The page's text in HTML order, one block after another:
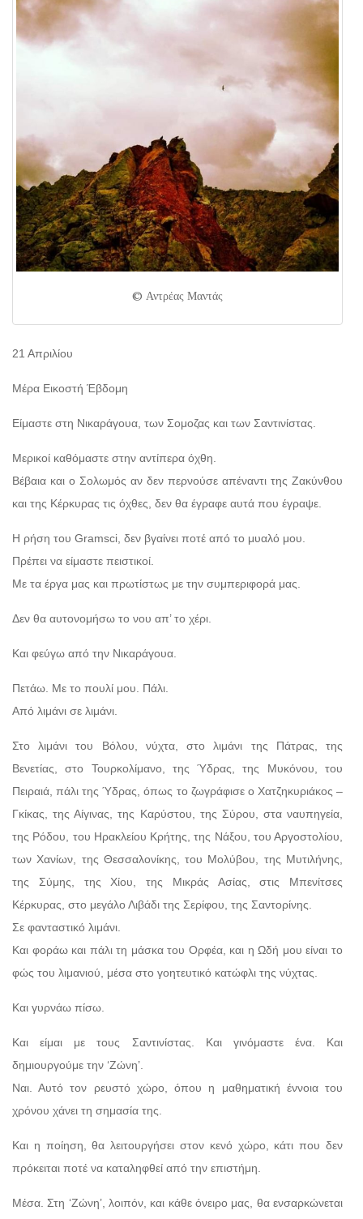
© Αντρέας Μαντάς
21 Απριλίου
Μέρα Εικοστή Έβδομη
Είμαστε στη Νικαράγουα, των Σομοζας και των Σαντινίστας.
Μερικοί καθόμαστε στην αντίπερα όχθη.
Βέβαια και ο Σολωμός αν δεν περνούσε απέναντι της Ζακύνθου
και της Κέρκυρας τις όχθες, δεν θα έγραφε αυτά που έγραψε.
Η ρήση του Gramsci, δεν βγαίνει ποτέ από το μυαλό μου.
Πρέπει να είμαστε πειστικοί.
Με τα έργα μας και πρωτίστως με την συμπεριφορά μας.
Δεν θα αυτονομήσω το νου απ’ το χέρι.
Και φεύγω από την Νικαράγουα.
Πετάω. Με το πουλί μου. Πάλι.
Από λιμάνι σε λιμάνι.
Στο λιμάνι του Βόλου, νύχτα, στο λιμάνι της Πάτρας, της
Βενετίας, στο Τουρκολίμανο, της Ύδρας, της Μυκόνου, του
Πειραιά, πάλι της Ύδρας, όπως το ζωγράφισε ο Χατζηκυριάκος –
Γκίκας, της Αίγινας, της Καρύστου, της Σύρου, στα ναυπηγεία,
της Ρόδου, του Ηρακλείου Κρήτης, της Νάξου, του Αργοστολίου,
των Χανίων, της Θεσσαλονίκης, του Μολύβου, της Μυτιλήνης,
της Σύμης, της Χίου, της Μικράς Ασίας, στις Μπενίτσες
Κέρκυρας, στο μεγάλο Λιβάδι της Σερίφου, της Σαντορίνης.
Σε φανταστικό λιμάνι.
Και φοράω και πάλι τη μάσκα του Ορφέα, και η Ωδή μου είναι το
φώς του λιμανιού, μέσα στο γοητευτικό κατώφλι της νύχτας.
Και γυρνάω πίσω.
Και είμαι με τους Σαντινίστας. Και γινόμαστε ένα. Και
δημιουργούμε την ‘Ζώνη’.
Ναι. Αυτό τον ρευστό χώρο, όπου η μαθηματική έννοια του
χρόνου χάνει τη σημασία της.
Και η ποίηση, θα λειτουργήσει στον κενό χώρο, κάτι που δεν
πρόκειται ποτέ να καταληφθεί από την επιστήμη.
Μέσα. Στη ‘Ζώνη’, λοιπόν, και κάθε όνειρο μας, θα ενσαρκώνεται